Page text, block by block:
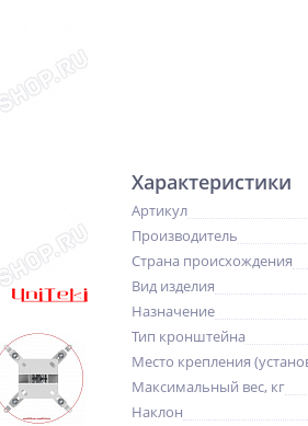
Характеристики
Артикул
Производитель
Страна происхождения
Вид изделия
Назначение
Тип кронштейна
Место крепления
Максимальный вес, кг
Наклон